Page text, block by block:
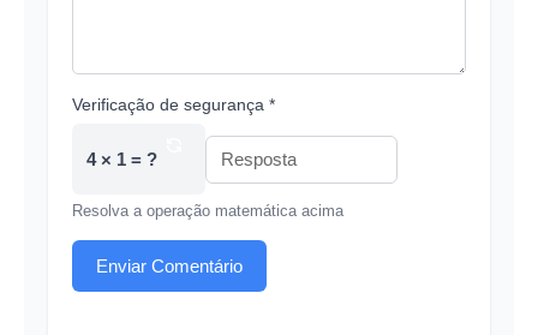
Verificação de segurança *
4 × 1 = ?
Resolva a operação matemática acima
Enviar Comentário